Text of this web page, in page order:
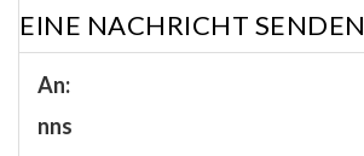
EINE NACHRICHT SENDEN
An:
nns